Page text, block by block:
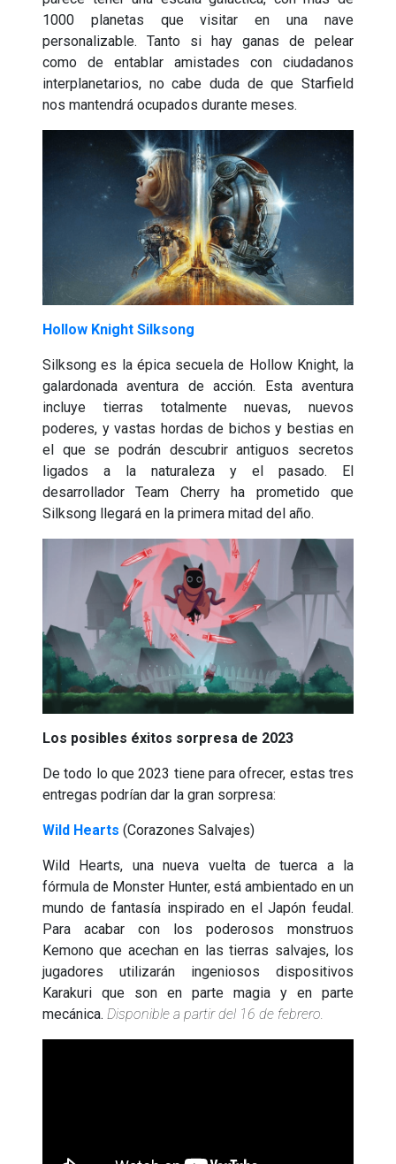
1000 planetas que visitar en una nave
personalizable. Tanto si hay ganas de pelear
como de entablar amistades con ciudadanos
interplanetarios, no cabe duda de que Starfield
nos mantendrá ocupados durante meses.
Hollow Knight Silksong
Silksong es la épica secuela de Hollow Knight, la
galardonada aventura de acción. Esta aventura
incluye tierras totalmente nuevas, nuevos
poderes, y vastas hordas de bichos y bestias en
el que se podrán descubrir antiguos secretos
ligados a la naturaleza y el pasado. El
desarrollador Team Cherry ha prometido que
Silksong llegará en la primera mitad del año.
Los posibles éxitos sorpresa de 2023
De todo lo que 2023 tiene para ofrecer, estas tres
entregas podrían dar la gran sorpresa:
Wild Hearts (Corazones Salvajes)
Wild Hearts, una nueva vuelta de tuerca a la
fórmula de Monster Hunter, está ambientado en un
mundo de fantasía inspirado en el Japón feudal.
Para acabar con los poderosos monstruos
Kemono que acechan en las tierras salvajes, los
jugadores utilizarán ingeniosos dispositivos
Karakuri que son en parte magia y en parte
mecánica. Disponible a partir del 16 de febrero.